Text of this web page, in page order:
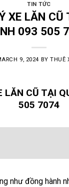
TIN TỨC
XE LĂN CŨ
093 505
9, 2024 BYTHUÊ
LĂN CŨ TẠI
505 7074
như đồng hành